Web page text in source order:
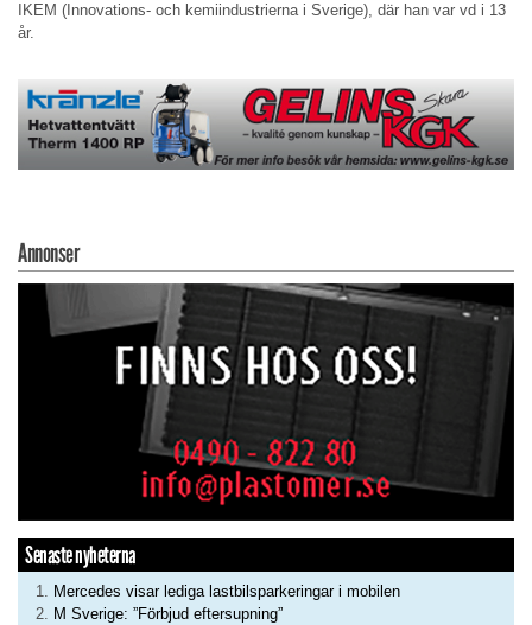
IKEM (Innovations- och kemiindustrierna i Sverige), där han var vd i 13
år.
Annonser
Senaste nyheterna
Mercedes visar lediga lastbilsparkeringar i mobilen
M Sverige: ”Förbjud eftersupning”